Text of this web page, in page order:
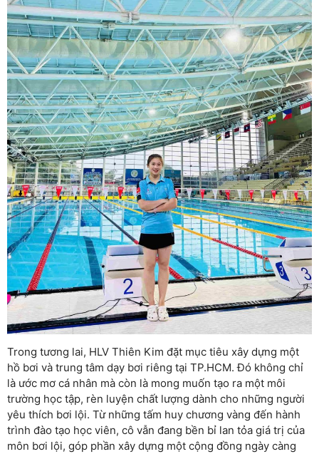
Trong tương lai, HLV Thiên Kim đặt mục tiêu xây dựng một
hồ bơi và trung tâm dạy bơi riêng tại TP.HCM. Đó không chỉ
là ước mơ cá nhân mà còn là mong muốn tạo ra một môi
trường học tập, rèn luyện chất lượng dành cho những người
yêu thích bơi lội. Từ những tấm huy chương vàng đến hành
trình đào tạo học viên, cô vẫn đang bền bỉ lan tỏa giá trị của
môn bơi lội, góp phần xây dựng một cộng đồng ngày càng